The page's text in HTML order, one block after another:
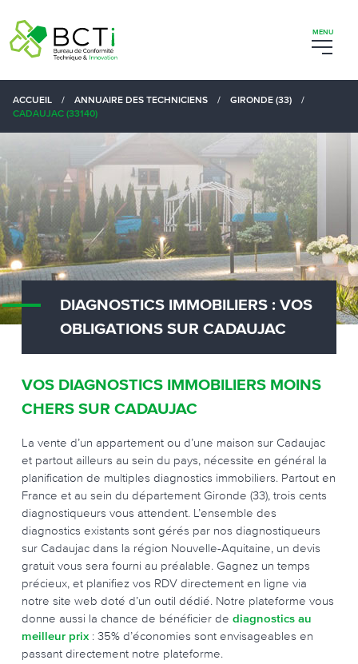
ACCUEIL / ANNUAIRE DES TECHNICIENS / GIRONDE (33)
/
CADAUJAC (33140)
DIAGNOSTICS IMMOBILIERS : VOS
OBLIGATIONS SUR CADAUJAC
VOS DIAGNOSTICS IMMOBILIERS MOINS
CHERS SUR CADAUJAC
La vente d’un appartement ou d’une maison sur Cadaujac
et partout ailleurs au sein du pays, nécessite en général la
planification de multiples diagnostics immobiliers. Partout en
France et au sein du département Gironde (33), trois cents
diagnostiqueurs vous attendent. L’ensemble des
diagnostics existants sont gérés par nos diagnostiqueurs
sur Cadaujac dans la région Nouvelle-Aquitaine, un devis
gratuit vous sera fourni au préalable. Gagnez un temps
précieux, et planifiez vos RDV directement en ligne via
notre site web doté d’un outil dédié. Notre plateforme vous
donne aussi la chance de bénéficier de diagnostics au
meilleur prix : 35% d’économies sont envisageables en
passant directement notre plateforme.